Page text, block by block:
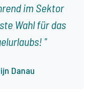
im Sektor
Wahl für das
Danau